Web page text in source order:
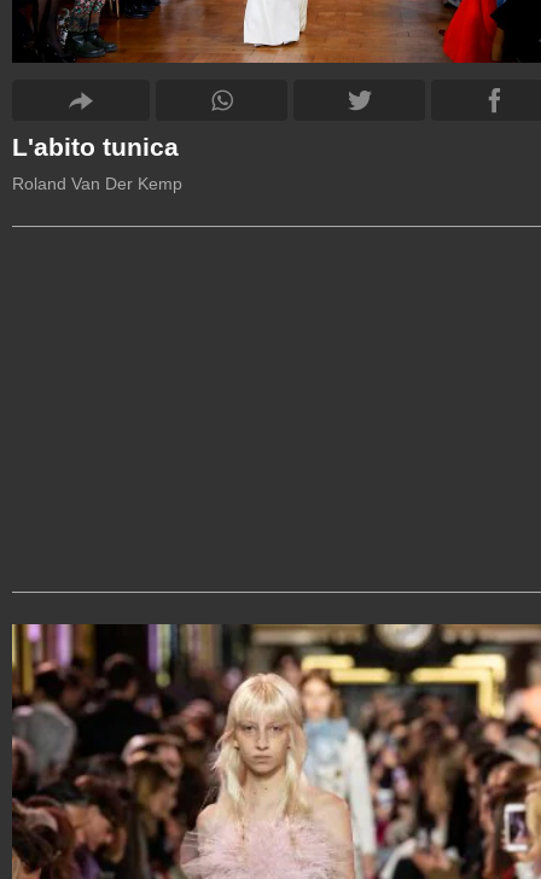
L'abito tunica
Roland Van Der Kemp